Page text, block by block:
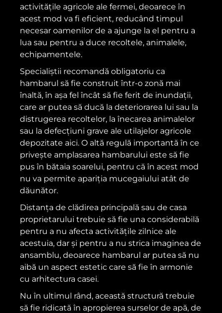
activitățile agricole ale fermei, deoarece în
acest mod va fi eficient, reducând timpul
necesar oamenilor de a ajunge la el pentru a
lua sau pentru a duce recoltele, animalele,
echipamentele.
Specialiștii recomandă obligatoriu ca
hambarul să fie construit într-o zonă mai
înaltă, în așa fel încât să fie ferit de inundații,
care ar putea să ducă la deteriorarea lui sau la
distrugerea recoltelor, la înecarea animalelor
sau la defecțiuni grave ale utilajelor agricole
depozitate aici. O altă regulă importantă în ce
privește amplasarea hambarului este să fie
pus în bătaia soarelui, pentru că în acest mod
nu va permite apariția mucegaiului atât de
dăunător.
Distanța de clădirea principală sau de casa
proprietarului trebuie să fie una considerabilă
pentru a nu afecta activitățile zilnice ale
acestuia, dar și pentru a nu strica imaginea de
ansamblu, deoarece hambarul ar putea să nu
aibă un aspect estetic care să fie în armonie
cu arhitectura casei.
Nu în ultimul rând, această structură trebuie
să fie ridicată în apropierea surselor de apă, de